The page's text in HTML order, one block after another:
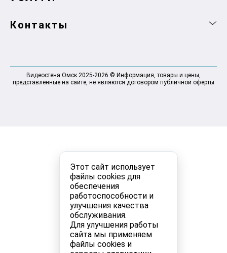
Этот сайт использует
файлы cookies для
обеспечения
работоспособности и
улучшения качества
обслуживания.
Для улучшения работы
сайта мы применяем
файлы cookies и
Контакты
Видеостена Омск 2025-2026 © Информация, товары и цены,
представленные на сайте, не являются договором публичной оферты